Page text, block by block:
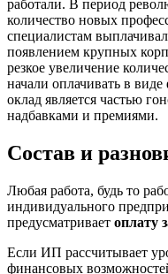
работали. В период
количество новых
специалистам
появлением крупных
резкое увеличение
начали оплачивать в
оклад является частью
надбавками и премиями.
Состав и
Любая работа, будь то
индивидуального
предусматривает оплату
Если ИП рассчитывает
финансовых